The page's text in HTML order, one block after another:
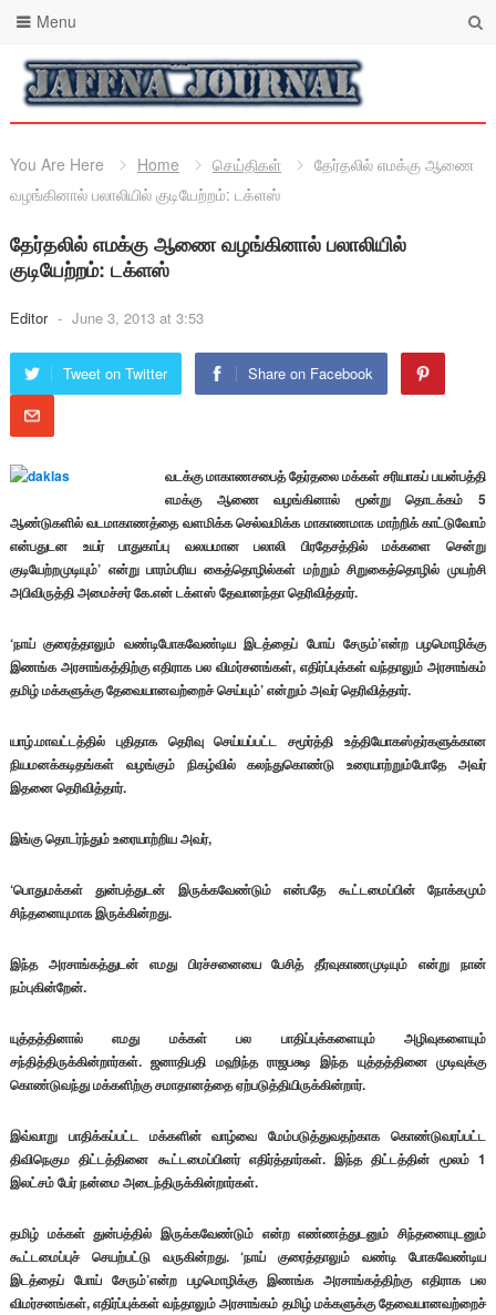
Menu
You Are Here Home செய்திகள்
தேர்தலில் எமக்கு ஆணை
வழங்கினால் பலாலியில் குடியேற்றம்: டக்ளஸ்
தேர்தலில் எமக்கு ஆணை வழங்கினால் பலாலியில்
குடியேற்றம்: டக்ளஸ்
Editor - June 3, 2013 at 3:53
Tweet on Twitter Share on Facebook
வடக்கு மாகாணசபைத் தேர்தலை மக்கள் சரியாகப் பயன்பத்தி
எமக்கு ஆணை வழங்கினால் மூன்று தொடக்கம் 5
ஆண்டுகளில் வடமாகாணத்தை வளமிக்க செல்வமிக்க மாகாணமாக மாற்றிக் காட்டுவோம்
என்பதுடன உயர் பாதுகாப்பு வலயமான பலாலி பிரதேசத்தில் மக்களை சென்று
குடியேற்றமுடியும்’ என்று பாரம்பரிய கைத்தொழில்கள் மற்றும் சிறுகைத்தொழில் முயற்சி
அபிவிருத்தி அமைச்சர் கே.என் டக்ளஸ் தேவானந்தா தெரிவித்தார்.
‘நாய் குரைத்தாலும் வண்டிபோகவேண்டிய இடத்தைப் போய் சேரும்’என்ற பழமொழிக்கு
இணங்க அரசாங்கத்திற்கு எதிராக பல விமர்சனங்கள், எதிர்ப்புக்கள் வந்தாலும் அரசாங்கம்
தமிழ் மக்களுக்கு தேவையானவற்றைச் செய்யும்’ என்றும் அவர் தெரிவித்தார்.
யாழ்.மாவட்டத்தில் புதிதாக தெரிவு செய்யப்பட்ட சமூர்த்தி உத்தியோகஸ்தர்களுக்கான
நியமனக்கடிதங்கள் வழங்கும் நிகழ்வில் கலந்துகொண்டு உரையாற்றும்போதே அவர்
இதனை தெரிவித்தார்.
இங்கு தொடர்ந்தும் உரையாற்றிய அவர்,
‘பொதுமக்கள் துன்பத்துடன் இருக்கவேண்டும் என்பதே கூட்டமைப்பின் நோக்கமும்
சிந்தனையுமாக இருக்கின்றது.
இந்த அரசாங்கத்துடன் எமது பிரச்சனையை பேசித் தீர்வுகாணமுடியும் என்று நான்
நம்புகின்றேன்.
யுத்தத்தினால் எமது மக்கள் பல பாதிப்புக்களையும் அழிவுகளையும்
சந்தித்திருக்கின்றார்கள். ஜனாதிபதி மஹிந்த ராஜபக்ஷ இந்த யுத்தத்தினை முடிவுக்கு
கொண்டுவந்து மக்களிற்கு சமாதானத்தை ஏற்படுத்தியிருக்கின்றார்.
இவ்வாறு பாதிக்கப்பட்ட மக்களின் வாழ்வை மேம்படுத்துவதற்காக கொண்டுவரப்பட்ட
திவிநெகும திட்டத்தினை கூட்டமைப்பினர் எதிர்த்தார்கள். இந்த திட்டத்தின் மூலம் 1
இலட்சம் பேர் நன்மை அடைந்திருக்கின்றார்கள்.
தமிழ் மக்கள் துன்பத்தில் இருக்கவேண்டும் என்ற எண்ணத்துடனும் சிந்தனையுடனும்
கூட்டமைப்புச் செயற்பட்டு வருகின்றது. ‘நாய் குரைத்தாலும் வண்டி போகவேண்டிய
இடத்தைப் போய் சேரும்’என்ற பழமொழிக்கு இணங்க அரசாங்கத்திற்கு எதிராக பல
விமர்சனங்கள், எதிர்ப்புக்கள் வந்தாலும் அரசாங்கம் தமிழ் மக்களுக்கு தேவையானவற்றைச்